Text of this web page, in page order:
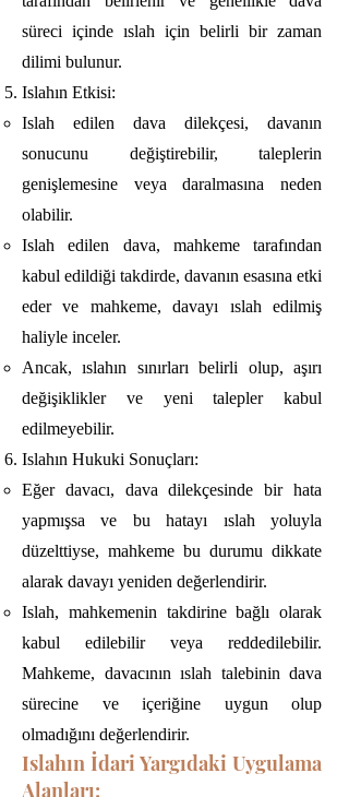
süreci içinde ıslah için belirli bir zaman
dilimi bulunur.
Islahın Etkisi:
Islah edilen dava dilekçesi, davanın
sonucunu değiştirebilir, taleplerin
genişlemesine veya daralmasına neden
olabilir.
Islah edilen dava, mahkeme tarafından
kabul edildiği takdirde, davanın esasına etki
eder ve mahkeme, davayı ıslah edilmiş
haliyle inceler.
Ancak, ıslahın sınırları belirli olup, aşırı
değişiklikler ve yeni talepler kabul
edilmeyebilir.
Islahın Hukuki Sonuçları:
Eğer davacı, dava dilekçesinde bir hata
yapmışsa ve bu hatayı ıslah yoluyla
düzelttiyse, mahkeme bu durumu dikkate
alarak davayı yeniden değerlendirir.
Islah, mahkemenin takdirine bağlı olarak
kabul edilebilir veya reddedilebilir.
Mahkeme, davacının ıslah talebinin dava
sürecine ve içeriğine uygun olup
olmadığını değerlendirir.
Islahın İdari Yargıdaki Uygulama
Alanları: